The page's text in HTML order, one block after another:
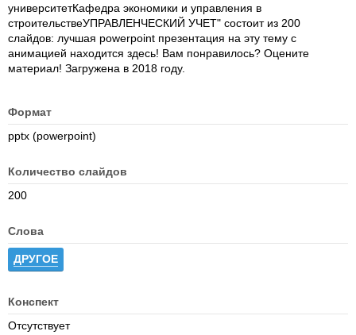
университетКафедра экономики и управления в
строительствеУПРАВЛЕНЧЕСКИЙ УЧЕТ" состоит из 200
слайдов: лучшая powerpoint презентация на эту тему с
анимацией находится здесь! Вам понравилось? Оцените
материал! Загружена в 2018 году.
Формат
pptx (powerpoint)
Количество слайдов
200
Слова
ДРУГОЕ
Конспект
Отсутствует